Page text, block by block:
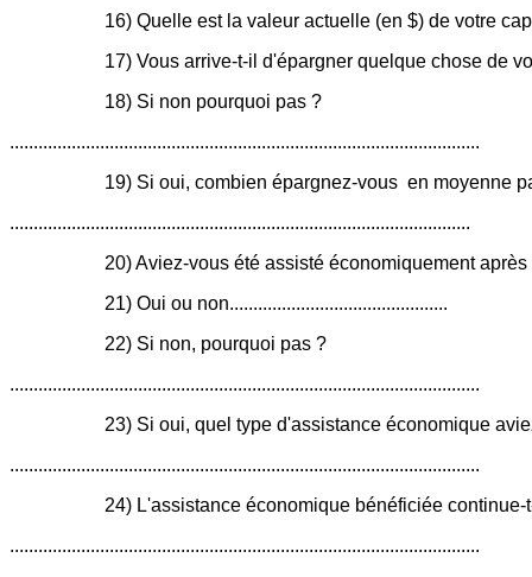
16) Quelle est la valeur actuelle (en $) de votre
17) Vous arrive-t-il d'épargner quelque chose de
18) Si non pourquoi pas ?
...................................................................................................
19) Si oui, combien épargnez-vous en moyenne
.................................................................................................
20) Aviez-vous été assisté économiquement après
21) Oui ou non..............................................
22) Si non, pourquoi pas ?
...................................................................................................
23) Si oui, quel type d'assistance économique
...................................................................................................
24) L'assistance économique bénéficiée
...................................................................................................